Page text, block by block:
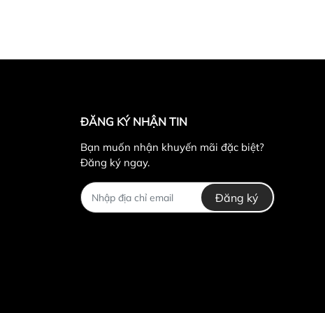
ĐĂNG KÝ NHẬN TIN
Bạn muốn nhận khuyến mãi đặc biệt?
Đăng ký ngay.
Đăng ký